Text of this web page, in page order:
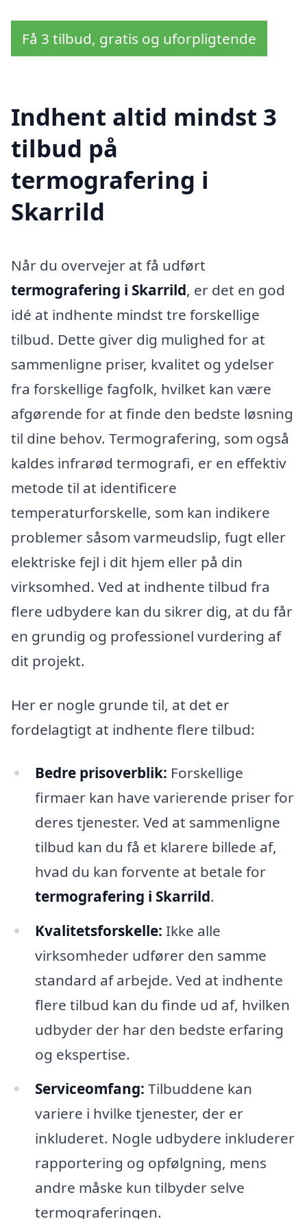
Få 3 tilbud, gratis og uforpligtende
Indhent altid mindst 3
tilbud på
termografering i
Skarrild
Når du overvejer at få udført
termografering i Skarrild, er det en god
idé at indhente mindst tre forskellige
tilbud. Dette giver dig mulighed for at
sammenligne priser, kvalitet og ydelser
fra forskellige fagfolk, hvilket kan være
afgørende for at finde den bedste løsning
til dine behov. Termografering, som også
kaldes infrarød termografi, er en effektiv
metode til at identificere
temperaturforskelle, som kan indikere
problemer såsom varmeudslip, fugt eller
elektriske fejl i dit hjem eller på din
virksomhed. Ved at indhente tilbud fra
flere udbydere kan du sikrer dig, at du får
en grundig og professionel vurdering af
dit projekt.
Her er nogle grunde til, at det er
fordelagtigt at indhente flere tilbud:
Bedre prisoverblik: Forskellige
firmaer kan have varierende priser for
deres tjenester. Ved at sammenligne
tilbud kan du få et klarere billede af,
hvad du kan forvente at betale for
termografering i Skarrild.
Kvalitetsforskelle: Ikke alle
virksomheder udfører den samme
standard af arbejde. Ved at indhente
flere tilbud kan du finde ud af, hvilken
udbyder der har den bedste erfaring
og ekspertise.
Serviceomfang: Tilbuddene kan
variere i hvilke tjenester, der er
inkluderet. Nogle udbydere inkluderer
rapportering og opfølgning, mens
andre måske kun tilbyder selve
termograferingen.